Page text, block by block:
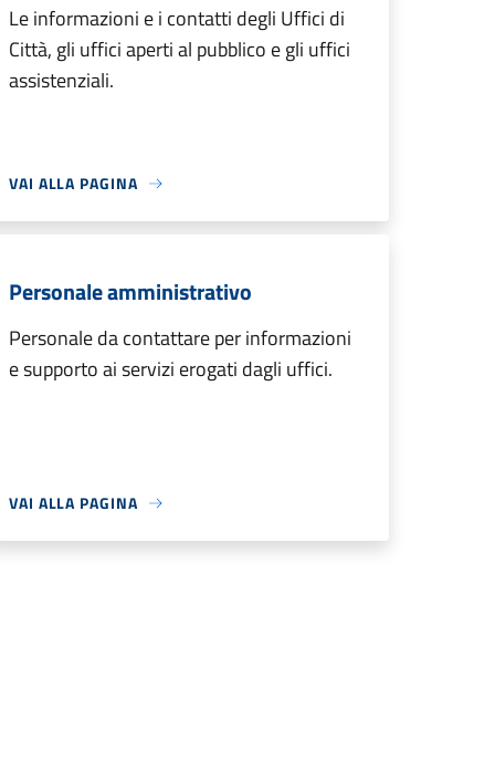
Le informazioni e i contatti degli Uffici di
Città, gli uffici aperti al pubblico e gli uffici
assistenziali.
VAI ALLA PAGINA
Personale amministrativo
Personale da contattare per informazioni
e supporto ai servizi erogati dagli uffici.
VAI ALLA PAGINA